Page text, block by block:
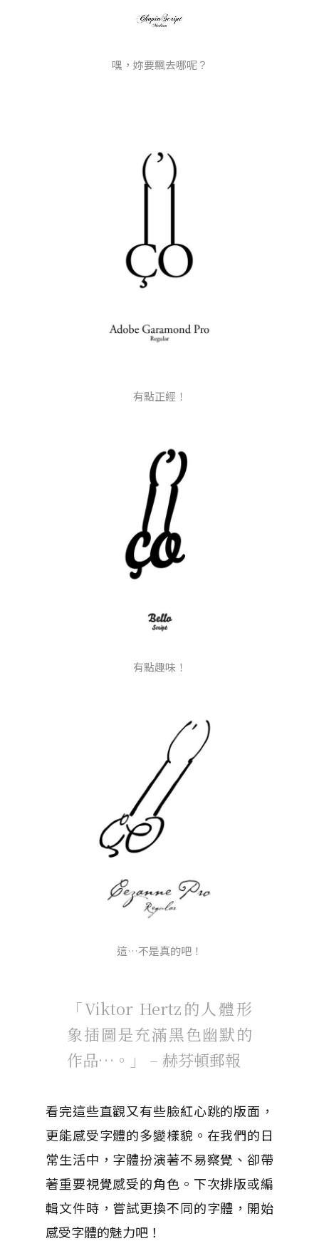
嘿，妳要飄去哪呢？
有點正經！
有點趣味！
這…不是真的吧！
「Viktor Hertz的人體形
象插圖是充滿黑色幽默的
作品…。」 – 赫芬頓郵報
看完這些直觀又有些臉紅心跳的版面，
更能感受字體的多變樣貌。在我們的日
常生活中，字體扮演著不易察覺、卻帶
著重要視覺感受的角色。下次排版或編
輯文件時，嘗試更換不同的字體，開始
感受字體的魅力吧！